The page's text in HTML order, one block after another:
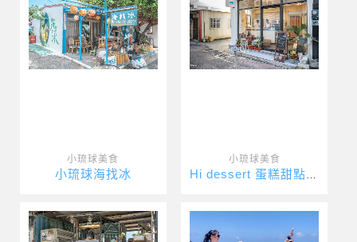
小琉球美食
小琉球海找冰
小琉球美食